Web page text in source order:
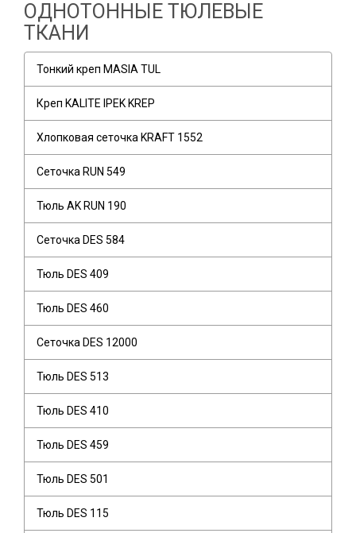
ОДНОТОННЫЕ ТЮЛЕВЫЕ
ТКАНИ
Тонкий креп MASIA TUL
Креп KALITE IPEK KREP
Хлопковая сеточка KRAFT 1552
Сеточка RUN 549
Тюль AK RUN 190
Сеточка DES 584
Тюль DES 409
Тюль DES 460
Сеточка DES 12000
Тюль DES 513
Тюль DES 410
Тюль DES 459
Тюль DES 501
Тюль DES 115